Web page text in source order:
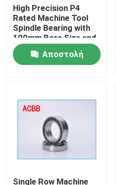
Προϊόντα
Περίπου εμείς
High Precision P4
Rated Machine Tool
Spindle Bearing with
100mm Bore Size and
1000RPM-60000RPM
Speed Αποστολή
Single Row Machine